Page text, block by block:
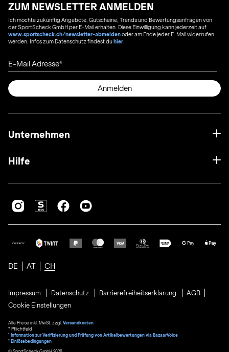
ZUM NEWSLETTER ANMELDEN
Ich möchte zukünftig Angebote, Gutscheine, Trends und Bewertungsanfragen von
der SportScheck GmbH per E-Mail erhalten. Diese Einwilligung kann jederzeit auf
www.sportscheck.ch/newsletter-abmeldenoder am Ende jeder E-Mail widerrufen
werden. Infos zum Datenschutz findest duhier
E-Mail Adresse
Anmelden
Unternehmen
Hilfe
DE AT CH
Impressum Datenschutz Barrierefreiheitserklärung
AGB
Cookie Einstellungen
Alle Preise inkl. MwSt. zzgl. Versandkosten
* Pflichtfeld
1
Information zur Verifizierung und Prüfung von Artikelbewertungen via BazaarVoice
² Einlösebedingungen